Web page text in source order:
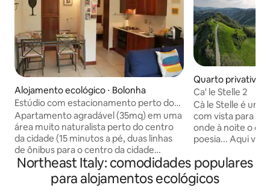
Alojamento ecológico ⋅ Bolonha
Estúdio com estacionamento perto do
Istituto Rizzoli
Apartamento agradável (35mq) em uma
área muito naturalista perto do centro
da cidade (15 minutos a pé, duas linhas
de ônibus para o centro da cidade
disponíveis nas proximidades). Muito
tranquilo e charmoso com uma
maravilhosa vista panorâmica, composto
Quarto privativo ⋅
Ca' le Stelle 2
Cà le Stelle é
com vista para
onde à noite o
poesia... Aqui
onde você pode
da manhã com
(opcional) com a
Northeast Italy: comodidades populares
para alojamentos ecológicos